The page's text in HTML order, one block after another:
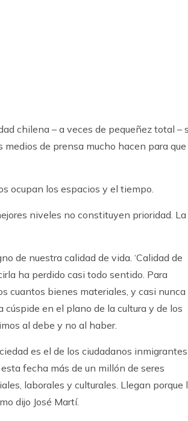
chilena – a veces de pequeñez total –
de prensa mucho hacen para que
ocupan los espacios y el tiempo.
niveles no constituyen prioridad. La
de nuestra calidad de vida. ‘Calidad de
ha perdido casi todo sentido. Para
cuantos bienes materiales, y casi nunca
en el plano de la cultura y de los
al debe y no al haber.
es el de los ciudadanos inmigrantes
fecha más de un millón de seres
laborales y culturales. Llegan porque
dijo José Martí.